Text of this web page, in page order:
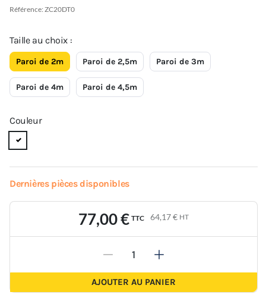
Référence: ZC20DT0
Taille au choix :
Paroi de 2m Paroi de 2,5m Paroi de 3m
Paroi de 4m Paroi de 4,5m
Couleur
Dernières pièces disponibles
77,00 € TTC 64,17 € HT
- +
AJOUTER AU PANIER